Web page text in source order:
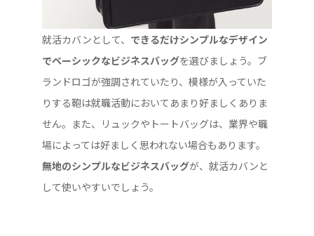
就活カバンとして、 できるだけシンプルなデザイン
でベーシックなビジネスバッグを選びましょう。ブ
ランドロゴが強調されていたり、模様が入っていた
りする鞄は就職活動においてあまり好ましくありま
せん。また、リュックやトートバッグは、業界や職
場によっては好ましく思われない場合もあります。
無地のシンプルなビジネスバッグが、就活カバンと
して使いやすいでしょう。